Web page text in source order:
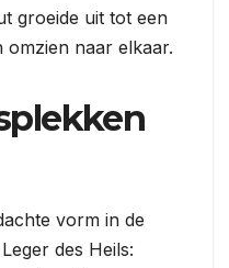
groeide uit tot een
naar elkaar.
vorm in de
des Heils: